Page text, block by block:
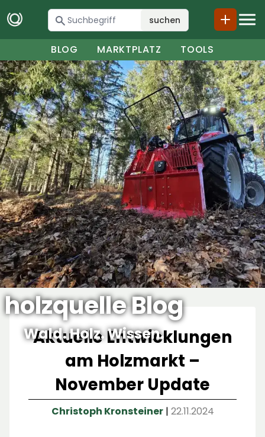
suchen
BLOG MARKTPLATZ TOOLS
holzquelle Blog
Wald. Holz. Wissen.
Aktuelle Entwicklungen
am Holzmarkt –
November Update
Christoph Kronsteiner | 22.11.2024